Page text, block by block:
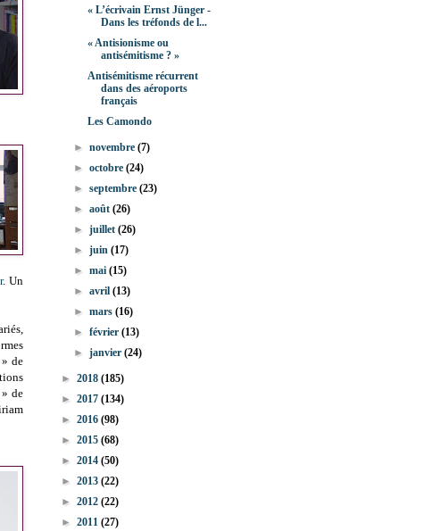
. Un
de
de
« L’écrivain Ernst Jünger -
Dans les tréfonds de l...
« Antisionisme ou
antisémitisme ? »
Antisémitisme récurrent
dans des aéroports
français
Les Camondo
►novembre(7)
►octobre(24)
►septembre(23)
►août(26)
►juillet(26)
►juin(17)
►mai(15)
►avril(13)
►mars(16)
►février(13)
►janvier(24)
► 2018 (185)
► 2017 (134)
► 2016 (98)
► 2015 (68)
► 2014 (50)
► 2013 (22)
► 2012 (22)
► 2011 (27)